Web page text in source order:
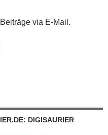
via E-Mail.
DIGISAURIER